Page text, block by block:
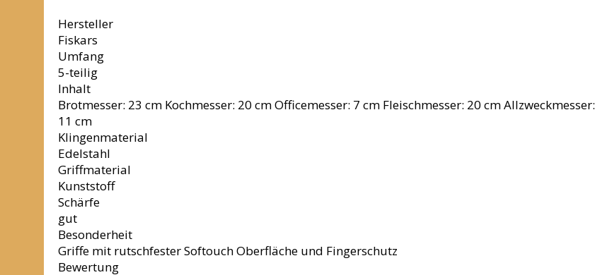
Hersteller
Fiskars
Umfang
5-teilig
Inhalt
Brotmesser: 23 cm Kochmesser: 20 cm Officemesser: 7 cm Fleischmesser: 20 cm Allzweckmesser:
11 cm
Klingenmaterial
Edelstahl
Griffmaterial
Kunststoff
Schärfe
gut
Besonderheit
Griffe mit rutschfester Softouch Oberfläche und Fingerschutz
Bewertung